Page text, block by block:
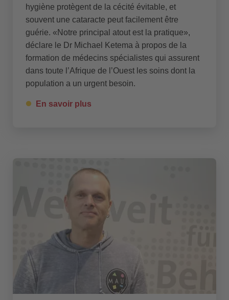
hygiène protègent de la cécité évitable, et
souvent une cataracte peut facilement être
guérie. «Notre principal atout est la pratique»,
déclare le Dr Michael Ketema à propos de la
formation de médecins spécialistes qui assurent
dans toute l’Afrique de l’Ouest les soins dont la
population a un urgent besoin.
En savoir plus